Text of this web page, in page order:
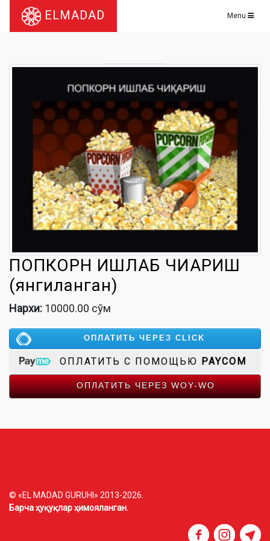
ELMADAD Menu
ПОПКОРН ИШЛАБ ЧИҚАРИШ
(янгиланган)
Нархи: 10000.00 сўм
ОПЛАТИТЬ ЧЕРЕЗ CLICK
ОПЛАТИТЬ С ПОМОЩЬЮ PAYCOM
ОПЛАТИТЬ ЧЕРЕЗ WOY-WO
© «EL MADAD GURUHI» 2013-2026.
Барча ҳуқуқлар ҳимояланган.